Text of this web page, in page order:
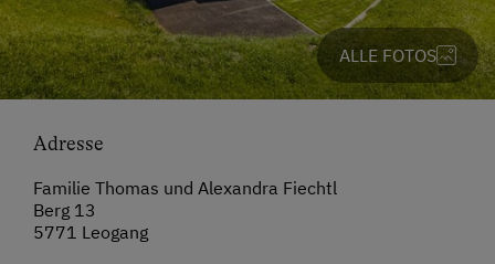
ALLE FOTOS
Adresse
Familie Thomas und Alexandra Fiechtl
Berg 13
5771 Leogang